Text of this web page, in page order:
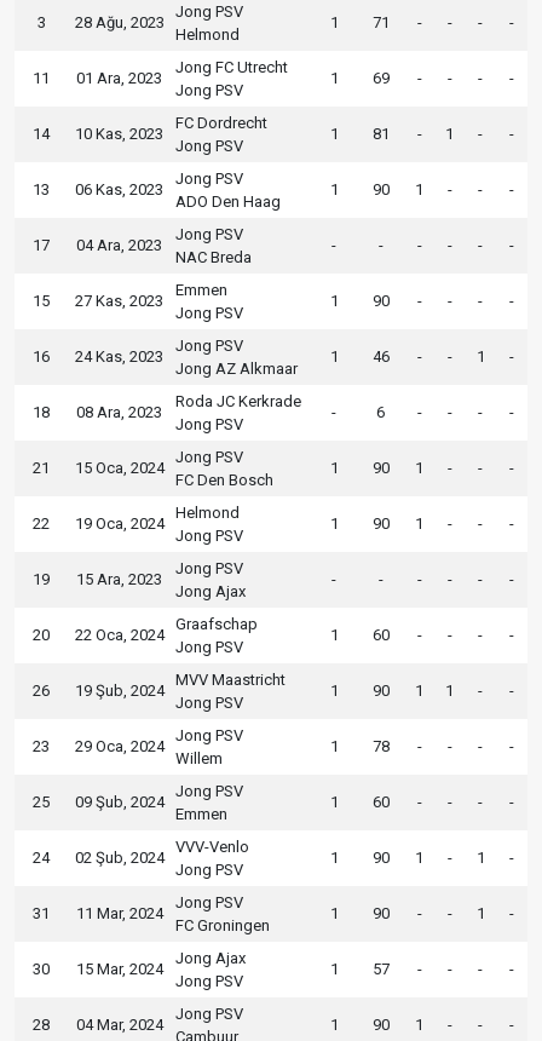
3 28 Ağu, 2023
Jong PSV
Helmond
1 71 - - - -
11 01 Ara, 2023
Jong FC Utrecht
Jong PSV
1 69 - - - -
14 10 Kas, 2023
FC Dordrecht
Jong PSV
1 81 - 1 - -
13 06 Kas, 2023
Jong PSV
ADO Den Haag
1 90 1 - - -
17 04 Ara, 2023
Jong PSV
NAC Breda
- - - - - -
15 27 Kas, 2023
Emmen
Jong PSV
1 90 - - - -
16 24 Kas, 2023
Jong PSV
Jong AZ Alkmaar
1 46 - - 1 -
18 08 Ara, 2023
Roda JC Kerkrade
Jong PSV
- 6 - - - -
21 15 Oca, 2024
Jong PSV
FC Den Bosch
1 90 1 - - -
22 19 Oca, 2024
Helmond
Jong PSV
1 90 1 - - -
19 15 Ara, 2023
Jong PSV
Jong Ajax
- - - - - -
20 22 Oca, 2024
Graafschap
Jong PSV
1 60 - - - -
26 19 Şub, 2024
MVV Maastricht
Jong PSV
1 90 1 1 - -
23 29 Oca, 2024
Jong PSV
Willem
1 78 - - - -
25 09 Şub, 2024
Jong PSV
Emmen
1 60 - - - -
24 02 Şub, 2024
VVV-Venlo
Jong PSV
1 90 1 - 1 -
31 11 Mar, 2024
Jong PSV
FC Groningen
1 90 - - 1 -
30 15 Mar, 2024
Jong Ajax
Jong PSV
1 57 - - - -
28 04 Mar, 2024
Jong PSV
Cambuur
1 90 1 - - -